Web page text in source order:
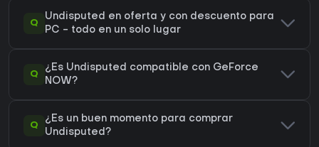
Q
Undisputed en oferta y con descuento para
PC - todo en un solo lugar
Q
¿Es Undisputed compatible con GeForce
NOW?
Q
¿Es un buen momento para comprar
Undisputed?